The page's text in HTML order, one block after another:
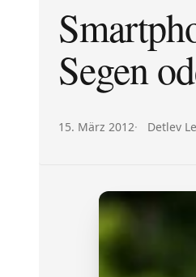
Segen
Veröffentlicht am:
15. März 2012 Autor:
Detlev